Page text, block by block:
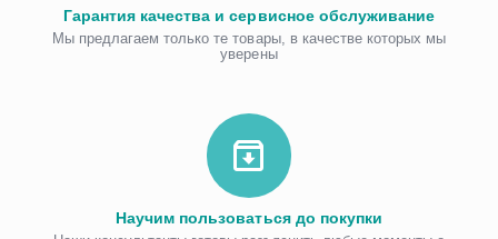
Гарантия качества и сервисное обслуживание
Мы предлагаем только те товары, в качестве которых мы
уверены
Научим пользоваться до покупки